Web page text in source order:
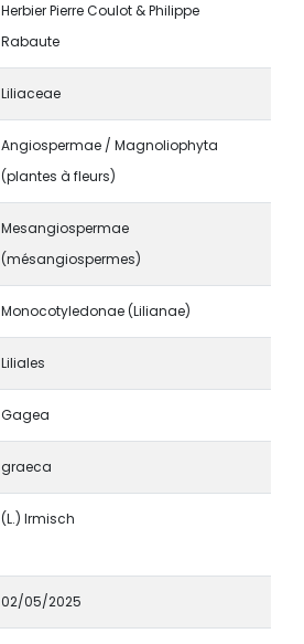
Herbier Pierre Coulot & Philippe
Rabaute
Liliaceae
Angiospermae / Magnoliophyta
(plantes à fleurs)
Mesangiospermae
(mésangiospermes)
Monocotyledonae (Lilianae)
Liliales
Gagea
graeca
(L.) Irmisch
02/05/2025